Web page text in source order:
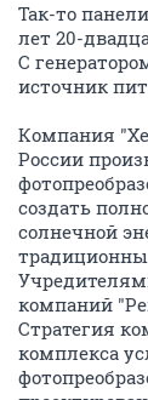
Так-то
лет 20-
С
источник
Компания
России
создать
солнечной
компаний
Стратегия
комплекса